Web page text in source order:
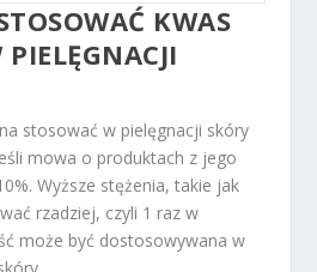
KWAS
stosować w pielęgnacji skóry
mowa o produktach z jego
Wyższe stężenia, takie jak
rzadziej, czyli 1 raz w
może być dostosowywana w